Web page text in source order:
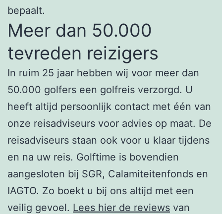
bepaalt.
Meer dan 50.000
tevreden reizigers
In ruim 25 jaar hebben wij voor meer dan
50.000 golfers een golfreis verzorgd. U
heeft altijd persoonlijk contact met één van
onze reisadviseurs voor advies op maat. De
reisadviseurs staan ook voor u klaar tijdens
en na uw reis. Golftime is bovendien
aangesloten bij SGR, Calamiteitenfonds en
IAGTO. Zo boekt u bij ons altijd met een
veilig gevoel. Lees hier de reviews van